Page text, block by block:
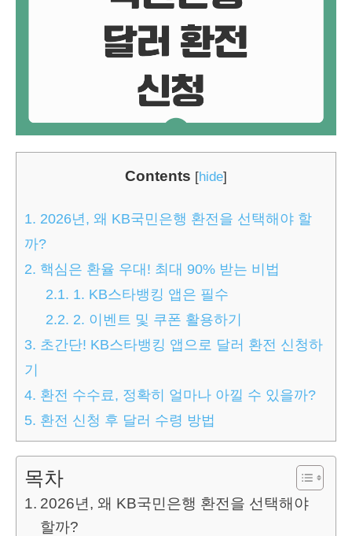
Contents [hide]
1. 2026년, 왜 KB국민은행 환전을 선택해야 할
까?
2. 핵심은 환율 우대! 최대 90% 받는 비법
2.1. 1. KB스타뱅킹 앱은 필수
2.2. 2. 이벤트 및 쿠폰 활용하기
3. 초간단! KB스타뱅킹 앱으로 달러 환전 신청하
기
4. 환전 수수료, 정확히 얼마나 아낄 수 있을까?
5. 환전 신청 후 달러 수령 방법
목차
2026년, 왜 KB국민은행 환전을 선택해야
할까?